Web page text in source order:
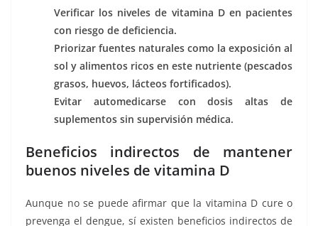
Verificar los niveles de vitamina D en pacientes
con riesgo de deficiencia.
Priorizar fuentes naturales como la exposición al
sol y alimentos ricos en este nutriente (pescados
grasos, huevos, lácteos fortificados).
Evitar automedicarse con dosis altas de
suplementos sin supervisión médica.
Beneficios indirectos de mantener
buenos niveles de vitamina D
Aunque no se puede afirmar que la vitamina D cure o
prevenga el dengue, sí existen beneficios indirectos de